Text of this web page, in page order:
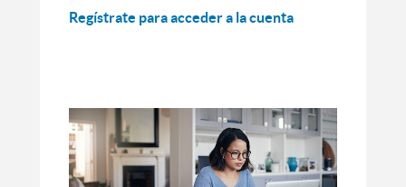
Regístrate para acceder a la cuenta